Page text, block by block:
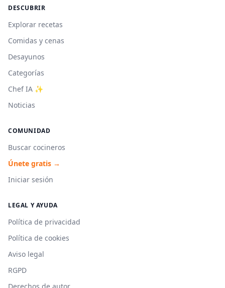
DESCUBRIR
Explorar recetas
Comidas y cenas
Desayunos
Categorías
Chef IA ✨
Noticias
COMUNIDAD
Buscar cocineros
Únete gratis →
Iniciar sesión
LEGAL Y AYUDA
Política de privacidad
Política de cookies
Aviso legal
RGPD
Derechos de autor